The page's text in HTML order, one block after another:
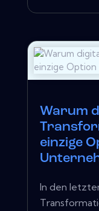
Warum
einzige
In den